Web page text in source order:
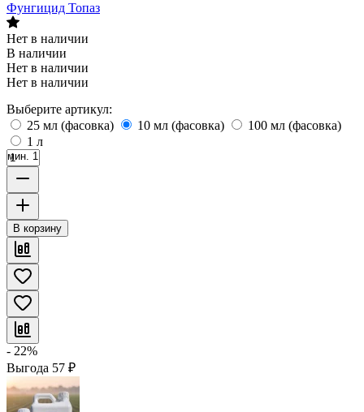
Фунгицид Топаз
Нет в наличии
В наличии
Нет в наличии
Нет в наличии
Выберите артикул:
25 мл (фасовка)
10 мл (фасовка)
100 мл (фасовка)
1 л
мин. 1
В корзину
- 22%
Выгода 57 ₽